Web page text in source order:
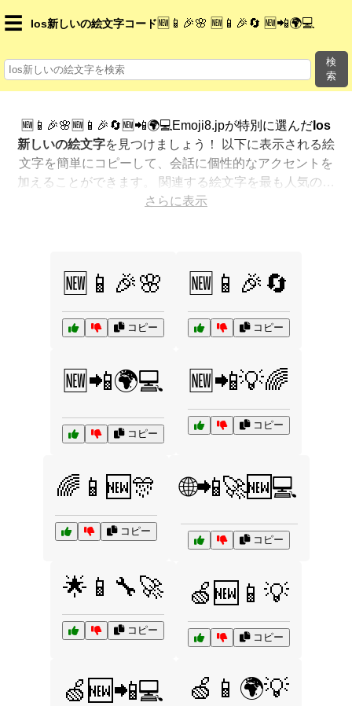
☰ Ios新しいの絵文字コード 🆕📱🎉🌸 🆕📱🎉🔄 🆕📲🌍💻
検
索
🆕📱🎉🌸🆕📱🎉🔄🆕📲🌍💻Emoji8.jpが特別に選んだ Ios
新しいの絵文字を見つけましょう！ 以下に表示される絵
文字を簡単にコピーして、会話に個性的なアクセントを
加えることができます。 関連する絵文字を最も人気のあ
る順に表示しました。さらに多くのオプションが欲しい
さらに表示
🆕📱🎉🌸
コピー
🆕📱🎉🔄
コピー
🆕📲🌍💻
コピー
🆕📲💡🌈
コピー
🌈📱🆕🎊
コピー
🌐📲🚀🆕💻
コピー
🌟📱🔧🚀
コピー
🍏🆕📱💡
コピー
🍏🆕📲💻 🍏📱🌍💡